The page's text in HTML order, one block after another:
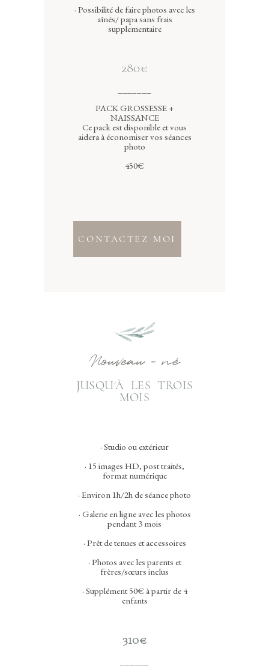
· Possibilité de faire photos avec les
aînés/ papa sans frais
supplementaire
280€
PACK GROSSESSE +
NAISSANCE
Ce pack est disponible et vous
aidera à économiser vos séances
photo
450€
CONTACTEZ MOI
Nouveau - né
JUSQU'À LES TROIS
MOIS
· Studio ou extérieur
· 15 images HD, post traités,
format numérique
· Environ 1h/2h de séance photo
· Galerie en ligne avec les photos
pendant 3 mois
· Prêt de tenues et accessoires
· Photos avec les parents et
frères/sœurs inclus
· Supplément 50€ à partir de 4
enfants
310€